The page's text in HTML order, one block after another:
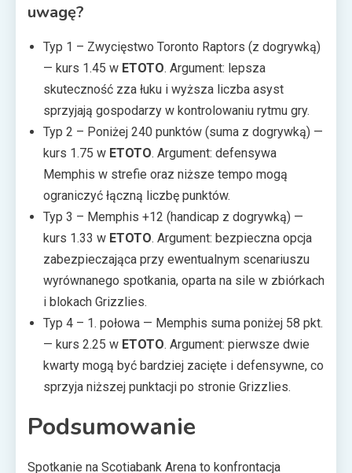
uwagę?
Typ 1 – Zwycięstwo Toronto Raptors (z dogrywką)
— kurs 1.45 w ETOTO. Argument: lepsza
skuteczność zza łuku i wyższa liczba asyst
sprzyjają gospodarzy w kontrolowaniu rytmu gry.
Typ 2 – Poniżej 240 punktów (suma z dogrywką) —
kurs 1.75 w ETOTO. Argument: defensywa
Memphis w strefie oraz niższe tempo mogą
ograniczyć łączną liczbę punktów.
Typ 3 – Memphis +12 (handicap z dogrywką) —
kurs 1.33 w ETOTO. Argument: bezpieczna opcja
zabezpieczająca przy ewentualnym scenariuszu
wyrównanego spotkania, oparta na sile w zbiórkach
i blokach Grizzlies.
Typ 4 – 1. połowa — Memphis suma poniżej 58 pkt.
— kurs 2.25 w ETOTO. Argument: pierwsze dwie
kwarty mogą być bardziej zacięte i defensywne, co
sprzyja niższej punktacji po stronie Grizzlies.
Podsumowanie
Spotkanie na Scotiabank Arena to konfrontacja